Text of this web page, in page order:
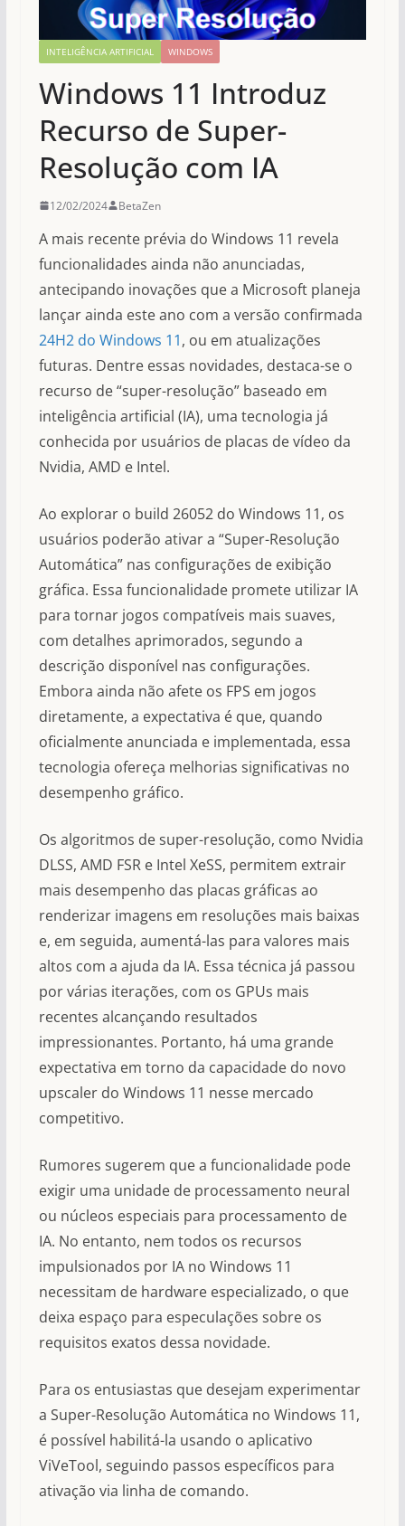
INTELIGÊNCIA ARTIFICIAL WINDOWS
Windows 11 Introduz
Recurso de Super-
Resolução com IA
12/02/2024 BetaZen
A mais recente prévia do Windows 11 revela
funcionalidades ainda não anunciadas,
antecipando inovações que a Microsoft planeja
lançar ainda este ano com a versão confirmada
24H2 do Windows 11, ou em atualizações
futuras. Dentre essas novidades, destaca-se o
recurso de “super-resolução” baseado em
inteligência artificial (IA), uma tecnologia já
conhecida por usuários de placas de vídeo da
Nvidia, AMD e Intel.
Ao explorar o build 26052 do Windows 11, os
usuários poderão ativar a “Super-Resolução
Automática” nas configurações de exibição
gráfica. Essa funcionalidade promete utilizar IA
para tornar jogos compatíveis mais suaves,
com detalhes aprimorados, segundo a
descrição disponível nas configurações.
Embora ainda não afete os FPS em jogos
diretamente, a expectativa é que, quando
oficialmente anunciada e implementada, essa
tecnologia ofereça melhorias significativas no
desempenho gráfico.
Os algoritmos de super-resolução, como Nvidia
DLSS, AMD FSR e Intel XeSS, permitem extrair
mais desempenho das placas gráficas ao
renderizar imagens em resoluções mais baixas
e, em seguida, aumentá-las para valores mais
altos com a ajuda da IA. Essa técnica já passou
por várias iterações, com os GPUs mais
recentes alcançando resultados
impressionantes. Portanto, há uma grande
expectativa em torno da capacidade do novo
upscaler do Windows 11 nesse mercado
competitivo.
Rumores sugerem que a funcionalidade pode
exigir uma unidade de processamento neural
ou núcleos especiais para processamento de
IA. No entanto, nem todos os recursos
impulsionados por IA no Windows 11
necessitam de hardware especializado, o que
deixa espaço para especulações sobre os
requisitos exatos dessa novidade.
Para os entusiastas que desejam experimentar
a Super-Resolução Automática no Windows 11,
é possível habilitá-la usando o aplicativo
ViVeTool, seguindo passos específicos para
ativação via linha de comando.